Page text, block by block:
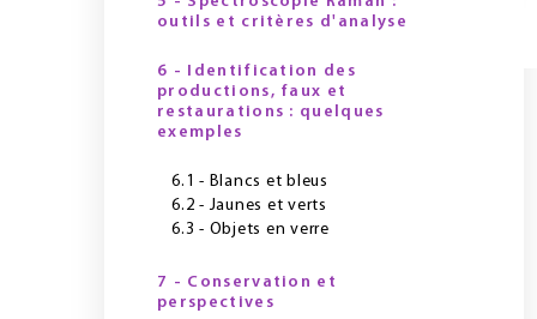
outils et critères d'analyse
6 - Identification des
productions, faux et
restaurations : quelques
exemples
6.1 - Blancs et bleus
6.2 - Jaunes et verts
6.3 - Objets en verre
7 - Conservation et
perspectives